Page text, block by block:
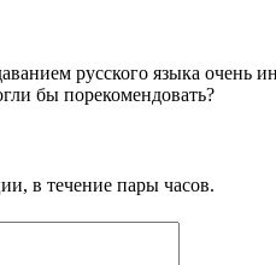
русского языка очень
бы порекомендовать?
в течение пары часов.